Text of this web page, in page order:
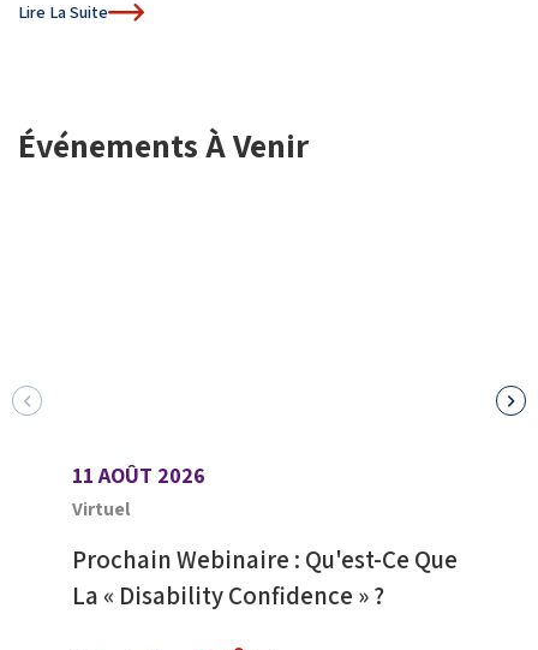
Lire La Suite
Événements À Venir
11 AOÛT 2026
Virtuel
Prochain Webinaire : Qu'est-Ce Que
La « Disability Confidence » ?